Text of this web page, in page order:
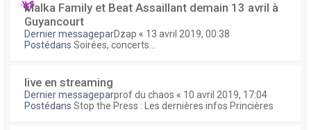
Malka Family et Beat Assaillant demain 13 avril à
Guyancourt
Dernier messageparDzap « 13 avril 2019, 00:38
Postédans Soirées, concerts...
live en streaming
Dernier messageparprof du chaos « 10 avril 2019, 17:04
Postédans Stop the Press : Les dernières infos Princières